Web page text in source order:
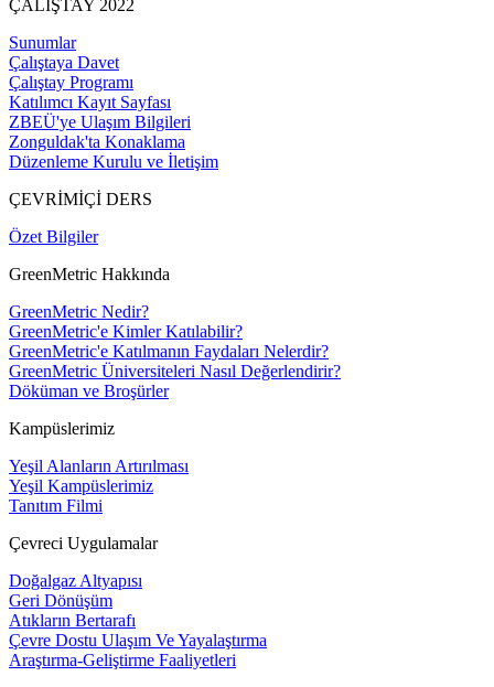
ÇALIŞTAY 2022
Sunumlar
Çalıştaya Davet
Çalıştay Programı
Katılımcı Kayıt Sayfası
ZBEÜ'ye Ulaşım Bilgileri
Zonguldak'ta Konaklama
Düzenleme Kurulu ve İletişim
ÇEVRİMİÇİ DERS
Özet Bilgiler
GreenMetric Hakkında
GreenMetric Nedir?
GreenMetric'e Kimler Katılabilir?
GreenMetric'e Katılmanın Faydaları Nelerdir?
GreenMetric Üniversiteleri Nasıl Değerlendirir?
Döküman ve Broşürler
Kampüslerimiz
Yeşil Alanların Artırılması
Yeşil Kampüslerimiz
Tanıtım Filmi
Çevreci Uygulamalar
Doğalgaz Altyapısı
Geri Dönüşüm
Atıkların Bertarafı
Çevre Dostu Ulaşım Ve Yayalaştırma
Araştırma-Geliştirme Faaliyetleri